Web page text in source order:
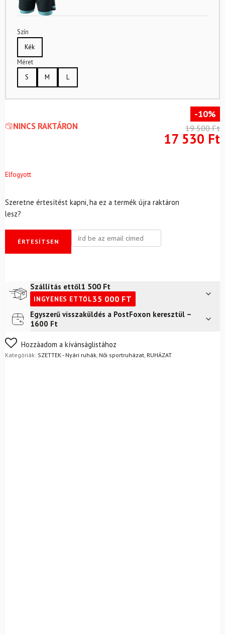
Szín
Kék
Méret
S
M L
NINCS RAKTÁRON
-10%
19 500Ft
17 530 Ft
Elfogyott
Szeretne értesítést kapni, ha ez a termék újra raktáron
lesz?
ÉRTESÍTSEN
Szállítás ettől1 500 Ft
INGYENES ETTŐL35 000 FT
Futár a címre2 400
FoxPost
Egyszerű visszaküldés a PostFoxon keresztül –
1600 Ft
Nem biztos a választásában? Semmi gond – a terméket
egyszerűen visszaküldheti 14 napon belül, indoklás nélkül.
Hozzáadom a kívánságlistához
Kategóriák: SZETTEK - Nyári ruhák, Női sportruházat, RUHÁZAT